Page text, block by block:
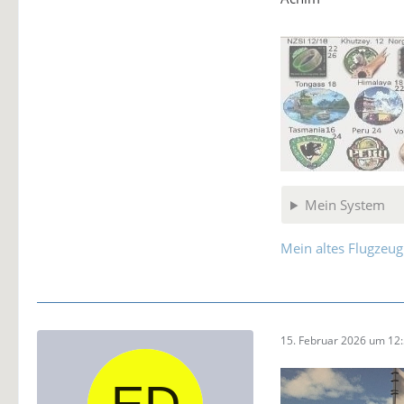
Mein System
Mein altes Flugzeug
15. Februar 2026 um